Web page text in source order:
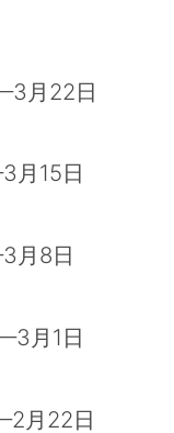
月22日
月15日
月8日
月1日
月22日